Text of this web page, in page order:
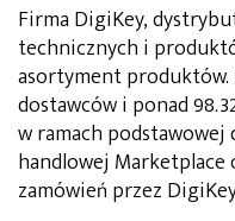
Firma DigiKey,
technicznych i
asortyment produktów.
dostawców i ponad
w ramach
handlowej
zamówień przez